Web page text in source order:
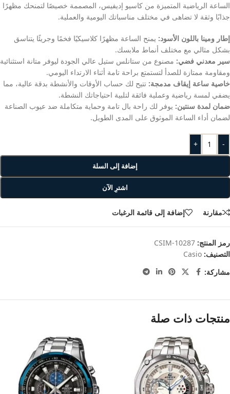
الساعة الرياضية المتميزة من كاسيو إديفيس، المصممة خصيصًا لتمنحك مظهرًا
جذابًا وثقة لا تضاهى في مختلف مناسباتك اليومية والعملية.
إطار ومينا باللون الأسود: يمنح الساعة مظهرًا كلاسيكيًا فخمًا وجريئًا يتناسق
بشكل مثالي مع مختلف أنماط ملابسك.
سير معدني فضي: مصنوع من ستانلس ستيل عالي الجودة ليوفر متانة استثنائية
ومقاومة ممتازة للصدأ لتستمتع براحة تامة أثناء الارتداء اليومي.
خاصية ساعة إيقاف مدمجة: تتيح لك حساب الأوقات والأنشطة بدقة عالية، مما
يضفي لمسة رياضية وعملية فائقة لتلبية احتياجاتك النشطة.
ضمان لمدة سنتين: يوفر لك راحة بال تامة وحماية متكاملة ضد عيوب الصناعة
لضمان أداء الساعة الموثوق على المدى الطويل.
-
+
إضافة إلى السلة
اشترِ الآن
مقارنة إضافة إلى قائمة الرغبات
رمز المنتج: CSIM-10287
التصنيف: Casio
مشاركة:
منتجات ذات صلة